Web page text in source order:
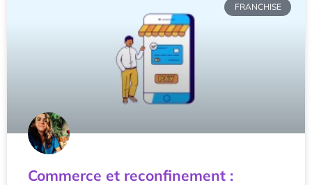
FRANCHISE
Commerce et reconfinement :